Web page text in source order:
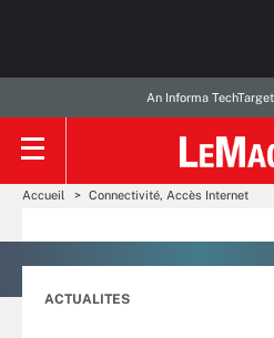
An Informa
Accueil Connectivité, Accès Internet
ACTUALITES